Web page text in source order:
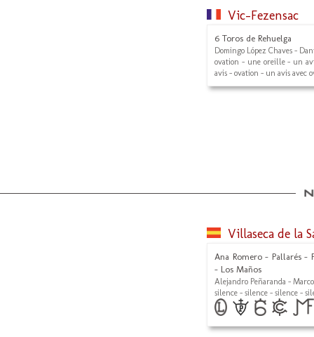
Vic-Fezensac
6 Toros de Rehuelga
Domingo López Chaves -
ovation - une oreille - un
avis - ovation - un avis avec
Villaseca de la
Ana Romero - Pallarés -
- Los Maños
Alejandro Peñaranda -
silence - silence - silence -